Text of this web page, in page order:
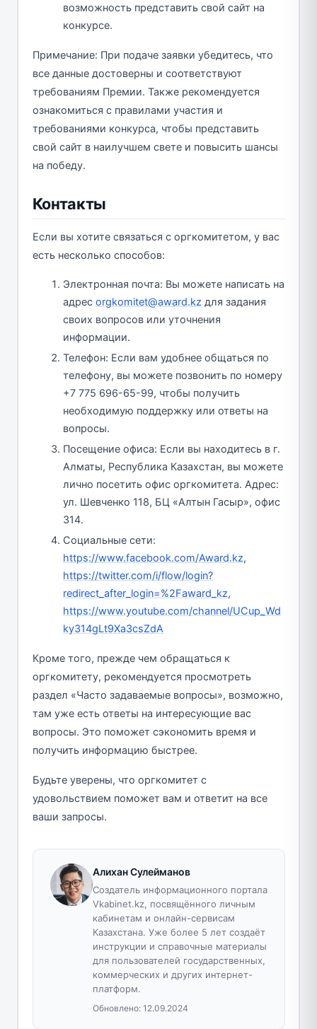
возможность представить свой сайт на
конкурсе.
Примечание: При подаче заявки убедитесь, что
все данные достоверны и соответствуют
требованиям Премии. Также рекомендуется
ознакомиться с правилами участия и
требованиями конкурса, чтобы представить
свой сайт в наилучшем свете и повысить шансы
на победу.
Контакты
Если вы хотите связаться с оргкомитетом, у вас
есть несколько способов:
Электронная почта: Вы можете написать на
адрес orgkomitet@award.kz для задания
своих вопросов или уточнения
информации.
Телефон: Если вам удобнее общаться по
телефону, вы можете позвонить по номеру
+7 775 696-65-99, чтобы получить
необходимую поддержку или ответы на
вопросы.
Посещение офиса: Если вы находитесь в г.
Алматы, Республика Казахстан, вы можете
лично посетить офис оргкомитета. Адрес:
ул. Шевченко 118, БЦ «Алтын Гасыр», офис
314.
Социальные сети:
https://www.facebook.com/Award.kz,
https://twitter.com/i/flow/login?
redirect_after_login=%2Faward_kz,
https://www.youtube.com/channel/UCup_Wd
ky314gLt9Xa3csZdA
Кроме того, прежде чем обращаться к
оргкомитету, рекомендуется просмотреть
раздел «Часто задаваемые вопросы», возможно,
там уже есть ответы на интересующие вас
вопросы. Это поможет сэкономить время и
получить информацию быстрее.
Будьте уверены, что оргкомитет с
удовольствием поможет вам и ответит на все
ваши запросы.
Алихан Сулейманов
Создатель информационного портала
Vkabinet.kz, посвящённого личным
кабинетам и онлайн-сервисам
Казахстана. Уже более 5 лет создаёт
инструкции и справочные материалы
для пользователей государственных,
коммерческих и других интернет-
платформ.
Обновлено: 12.09.2024